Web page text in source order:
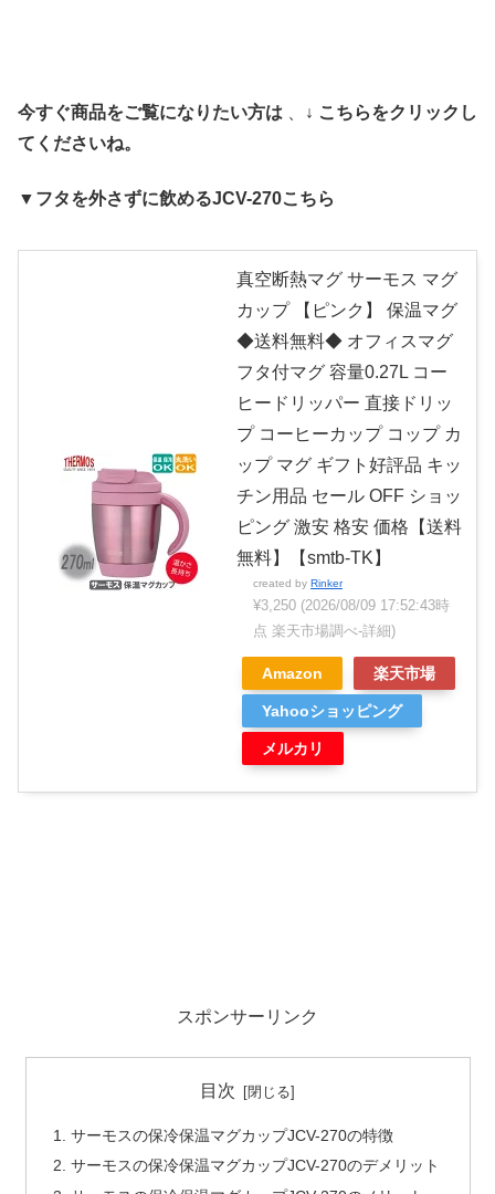
今すぐ商品をご覧になりたい方は
↓ こちらをクリックし
てくださいね。
▼フタを外さずに飲めるJCV-270こちら
真空断熱マグ サーモス マグ
カップ 【ピンク】 保温マグ
◆送料無料◆ オフィスマグ
フタ付マグ 容量0.27L コー
ヒードリッパー 直接ドリッ
プ コーヒーカップ コップ カ
ップ マグ ギフト好評品 キッ
チン用品 セール OFF ショッ
ピング 激安 格安 価格【送料
無料】【smtb-TK】
created by Rinker
¥3,250 (2026/08/09 17:52:43時
点 楽天市場調べ-詳細)
Amazon 楽天市場
Yahooショッピング
メルカリ
スポンサーリンク
目次
サーモスの保冷保温マグカップJCV-270の特徴
サーモスの保冷保温マグカップJCV-270のデメリット